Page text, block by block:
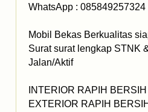
WhatsApp : 085849257324
Mobil Bekas Berkualitas
Surat surat lengkap STNK
Jalan/Aktif
INTERIOR RAPIH BERSIH
EXTERIOR RAPIH BERSIH